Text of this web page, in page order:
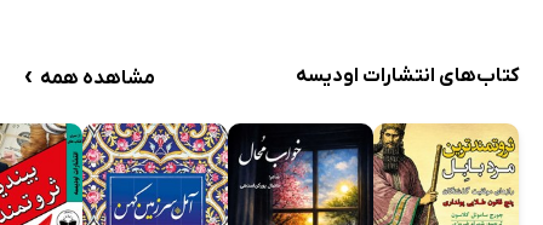
کتاب‌های انتشارات اودیسه مشاهده همه ›